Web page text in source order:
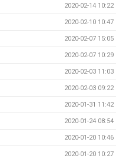
2020-02-14 10:22
2020-02-10 10:47
2020-02-07 15:05
2020-02-07 10:29
2020-02-03 11:03
2020-02-03 09:22
2020-01-31 11:42
2020-01-24 08:54
2020-01-20 10:46
2020-01-20 10:27